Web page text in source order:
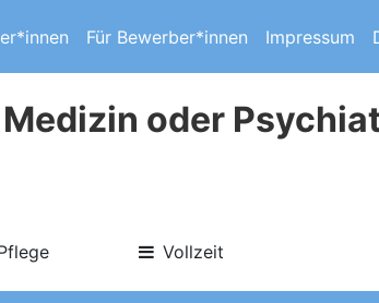
Für Bewerber*innen Impressum
oder
Vollzeit